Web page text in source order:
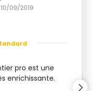
09/2019
pro est une
enrichissante.